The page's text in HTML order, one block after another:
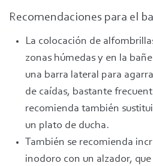
Recomendaciones para el
La colocación de
zonas húmedas y en la
una barra lateral para
de caídas, bastante
recomienda también
un plato de ducha.
También se recomienda
inodoro con un alzador,